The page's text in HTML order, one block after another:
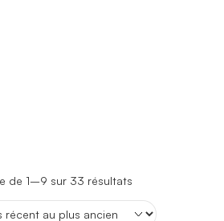
de 1–9 sur 33 résultatsTrié
plus